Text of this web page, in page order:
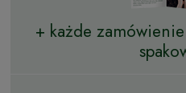
+ każde